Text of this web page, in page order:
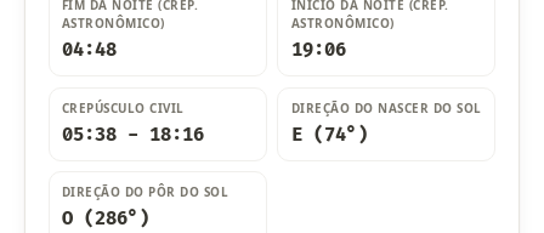
FIM DA NOITE (CREP.
ASTRONÔMICO)
04:48
INÍCIO DA NOITE (CREP.
ASTRONÔMICO)
19:06
CREPÚSCULO CIVIL
05:38 - 18:16
DIREÇÃO DO NASCER DO SOL
E (74°)
DIREÇÃO DO PÔR DO SOL
O (286°)